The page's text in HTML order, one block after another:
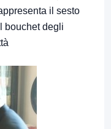
il sesto
bouchet degli